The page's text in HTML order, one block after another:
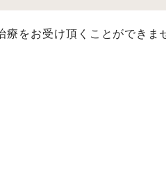
をお受け頂くことができま